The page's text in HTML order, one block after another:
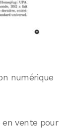
numérique
en vente pour